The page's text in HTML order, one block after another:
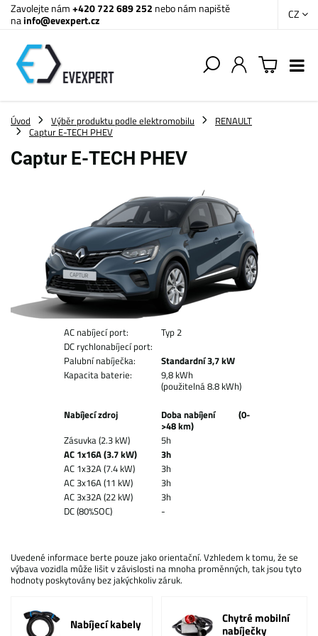
Zavolejte nám+420 722 689 252 nebo nám napiště
nainfo@evexpert.cz CZ
Úvod Výběr produktu podle elektromobilu
RENAULT
Captur E-TECH PHEV
Captur E-TECH PHEV
AC nabíjecí port:
Typ 2
DC rychlonabíjecí port:
Palubní nabíječka:
Standardní 3,7 kW
Kapacita baterie:
9,8 kWh
(použitelná 8.8 kWh)
Nabíjecí zdroj
Doba nabíjení (0-
>48 km)
Zásuvka (2.3 kW)
5h
AC 1x16A (3.7 kW)
3h
AC 1x32A (7.4 kW)
3h
AC 3x16A (11 kW)
3h
AC 3x32A (22 kW)
3h
DC (80%SOC)
-
Uvedené informace berte pouze jako orientační. Vzhledem k tomu, že se
výbava vozidla může lišit v závislosti na mnoha proměnných, tak jsou tyto
hodnoty poskytovány bez jakýchkoliv záruk.
Nabíjecí kabely Chytré mobilní
nabíječky